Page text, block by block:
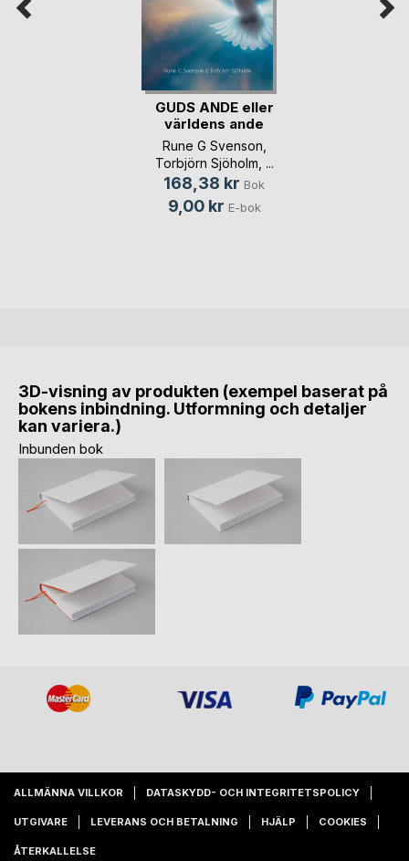
GUDS ANDE eller
världens ande
Rune G Svenson
Torbjörn Sjöholm , ...
168,38 kr Bok
9,00 kr E-bok
3D-visning av produkten (exempel baserat på
bokens inbindning. Utformning och detaljer
kan variera.)
Inbunden bok
ALLMÄNNA VILLKOR DATASKYDD- OCH INTEGRITETSPOLICY
UTGIVARE LEVERANS OCH BETALNING HJÄLP COOKIES
ÅTERKALLELSE